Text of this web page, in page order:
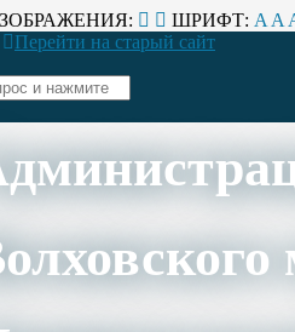
ШРИФТ: A A
Перейти на старый сайт